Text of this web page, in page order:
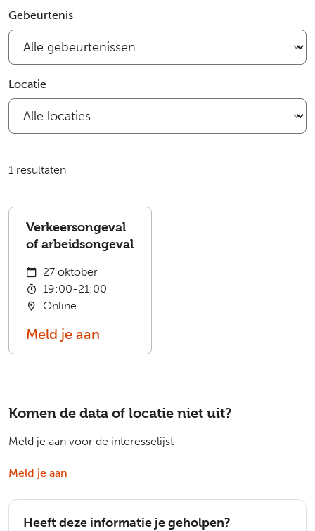
Filter bijeenkomsten
Gebeurtenis
Locatie
1 resultaten
Verkeersongeval
of arbeidsongeval
27 oktober
19:00-21:00
Online
Meld je aan
Komen de data of locatie niet uit?
Meld je aan voor de interesselijst
Meld je aan
Heeft deze informatie je geholpen?